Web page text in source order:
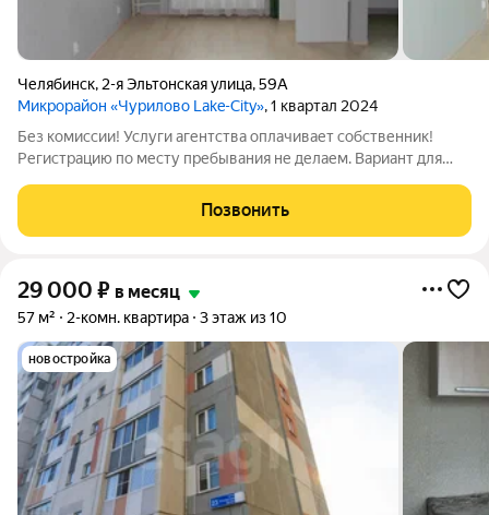
Челябинск, 2-я Эльтонская улица,59А
Микрорайон «Чурилово Lake-City», 1 квартал 2024
Без комиссии! Услуги агентства оплачивает собственник!
Регистрацию по месту пребывания не делаем. Вариант для
в Чурилово. Спальный район с развитой инфраструктурой.
Новая набережная в шаговой
Позвонить
29 000 ₽ в месяц
57 м² 2-комн. квартира 3 этаж из 10
новостройка